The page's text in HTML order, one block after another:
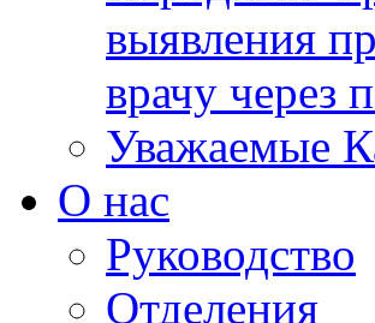
выявления
врачу через
Уважаемые
О нас
Руководство
Отделения